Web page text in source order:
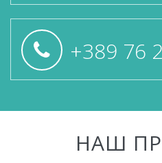
+389 76
НАШ